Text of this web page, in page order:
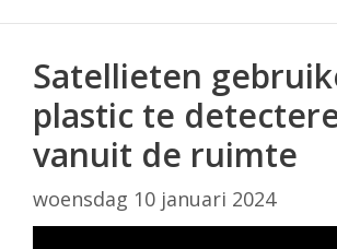
Satellieten
plastic te
vanuit de ruimte
woensdag 10 januari 2024